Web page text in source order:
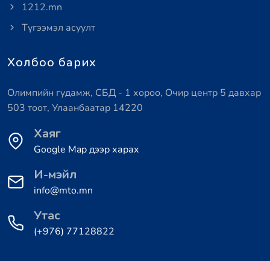
1212.mn
Түгээмэл асуулт
Холбоо барих
Олимпийн гудамж, СБД - 1 хороо, Очир центр 5 давхар
503 тоот, Улаанбаатар 14220
Хаяг
Google Map дээр харах
И-мэйл
info@mto.mn
Утас
(+976) 77128822